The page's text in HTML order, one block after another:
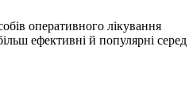
оперативного лікування
ефективні й популярні серед